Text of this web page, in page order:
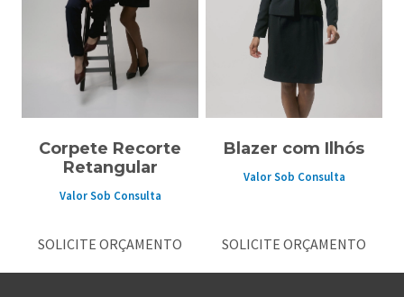
Corpete Recorte
Retangular
Valor Sob Consulta
SOLICITE ORÇAMENTO
Blazer com Ilhós
Valor Sob Consulta
SOLICITE ORÇAMENTO